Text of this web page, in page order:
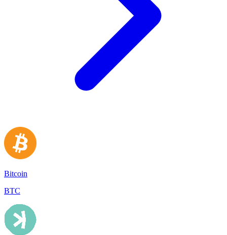
Bitcoin
BTC